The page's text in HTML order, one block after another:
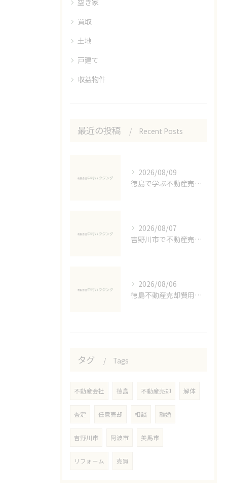
空き家
買取
土地
戸建て
収益物件
最近の投稿 Recent Posts
2026/08/09
徳島で学ぶ不動産売却の節税対策
2026/08/07
吉野川市で不動産売却に必要な書類準備術
2026/08/06
徳島不動産売却費用の実態解説
タグ Tags
不動産会社 徳島 不動産売却 解体
査定 任意売却 相談 離婚
吉野川市 阿波市 美馬市
リフォーム 売買